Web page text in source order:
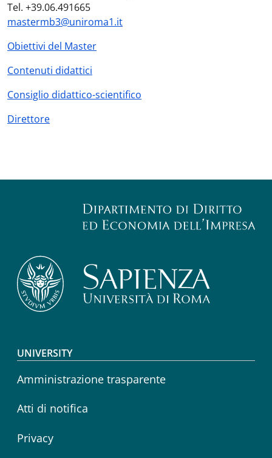
Tel. +39.06.491665
mastermb3@uniroma1.it
Obiettivi del Master
Contenuti didattici
Consiglio didattico-scientifico
Direttore
Footer menu
UNIVERSITY
Amministrazione trasparente
Atti di notifica
Privacy